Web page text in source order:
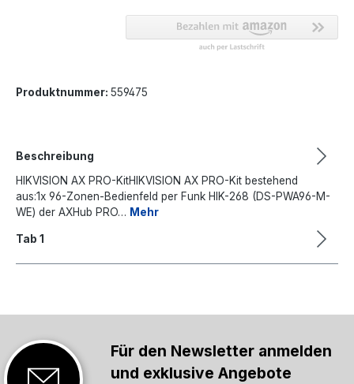
Produktnummer: 559475
Beschreibung
HIKVISION AX PRO-KitHIKVISION AX PRO-Kit bestehend
aus:1x 96-Zonen-Bedienfeld per Funk HIK-268 (DS-PWA96-M-
WE) der AXHub PRO… Mehr
Tab 1
Für den Newsletter anmelden
und exklusive Angebote